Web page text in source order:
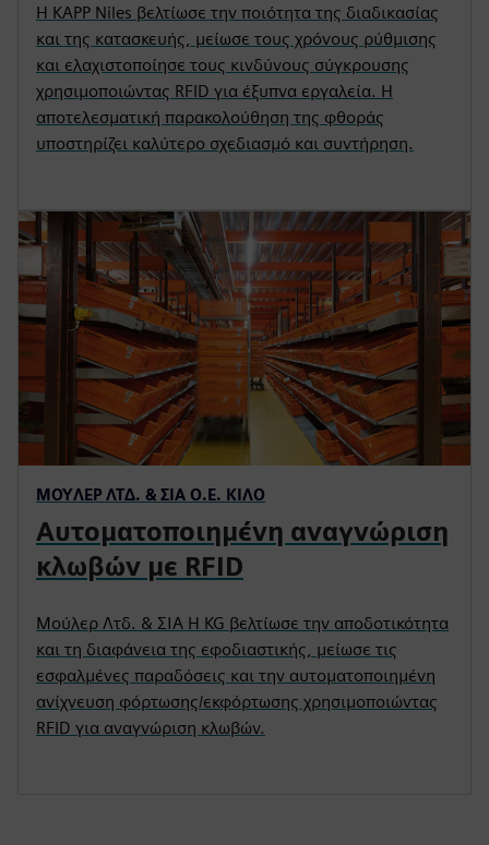
Η KAPP Niles βελτίωσε την ποιότητα της διαδικασίας
και της κατασκευής, μείωσε τους χρόνους ρύθμισης
και ελαχιστοποίησε τους κινδύνους σύγκρουσης
χρησιμοποιώντας RFID για έξυπνα εργαλεία. Η
αποτελεσματική παρακολούθηση της φθοράς
υποστηρίζει καλύτερο σχεδιασμό και συντήρηση.
ΜΟΎΛΕΡ ΛΤΔ. & ΣΙΑ Ο.Ε. ΚΙΛΌ
Αυτοματοποιημένη αναγνώριση
κλωβών με RFID
Μούλερ Λτδ. & ΣΙΑ Η KG βελτίωσε την αποδοτικότητα
και τη διαφάνεια της εφοδιαστικής, μείωσε τις
εσφαλμένες παραδόσεις και την αυτοματοποιημένη
ανίχνευση φόρτωσης/εκφόρτωσης χρησιμοποιώντας
RFID για αναγνώριση κλωβών.